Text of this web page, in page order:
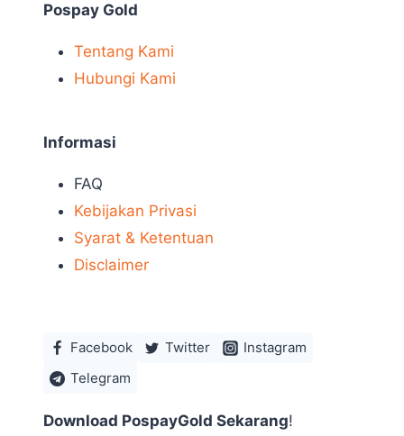
Pospay Gold
Tentang Kami
Hubungi Kami
Informasi
FAQ
Kebijakan Privasi
Syarat & Ketentuan
Disclaimer
Facebook Twitter
Instagram
Telegram
Download PospayGold Sekarang!